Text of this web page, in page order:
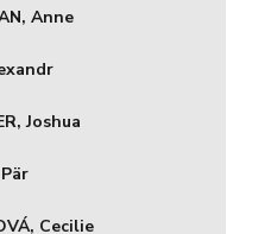
Anne
Joshua
Cecilie